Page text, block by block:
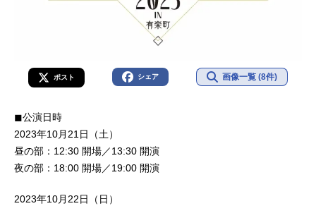
ポスト シェア 画像一覧 (8件)
◼︎公演日時
2023年10月21日（土）
昼の部：12:30 開場／13:30 開演
夜の部：18:00 開場／19:00 開演
2023年10月22日（日）